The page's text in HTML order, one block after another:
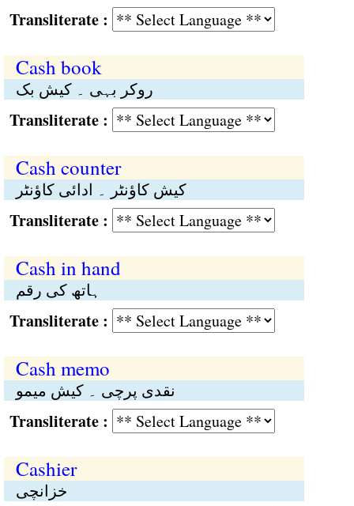
:
Cash book
روکر بہی ۔ کیش بک
:
Cash counter
کیش کاؤنٹر ۔ ادائی کاؤنٹر
:
Cash in hand
ہاتھ کی رقم
:
Cash memo
نقدی پرچی ۔ کیش میمو
:
Cashier
خزانچی